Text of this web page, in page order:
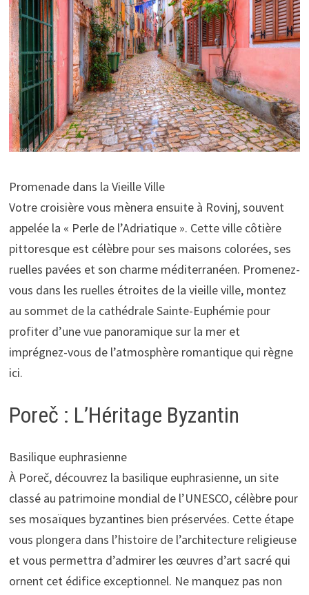
Promenade dans la Vieille Ville
Votre croisière vous mènera ensuite à Rovinj, souvent
appelée la « Perle de l’Adriatique ». Cette ville côtière
pittoresque est célèbre pour ses maisons colorées, ses
ruelles pavées et son charme méditerranéen. Promenez-
vous dans les ruelles étroites de la vieille ville, montez
au sommet de la cathédrale Sainte-Euphémie pour
profiter d’une vue panoramique sur la mer et
imprégnez-vous de l’atmosphère romantique qui règne
ici.
Poreč : L’Héritage Byzantin
Basilique euphrasienne
À Poreč, découvrez la basilique euphrasienne, un site
classé au patrimoine mondial de l’UNESCO, célèbre pour
ses mosaïques byzantines bien préservées. Cette étape
vous plongera dans l’histoire de l’architecture religieuse
et vous permettra d’admirer les œuvres d’art sacré qui
ornent cet édifice exceptionnel. Ne manquez pas non